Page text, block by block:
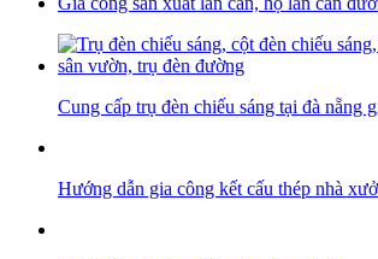
Cung cấp trụ đèn chiếu sáng tại đà nẵng
Hướng dẫn gia công kết cấu thép nhà